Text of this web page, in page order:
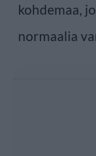
kohdemaa,
normaalia